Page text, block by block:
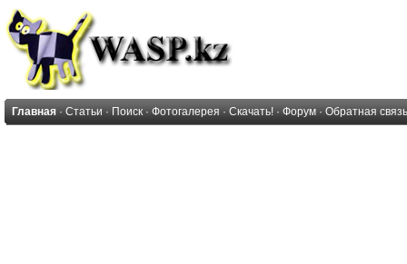
Главная · Статьи · Поиск · Фотогалерея · Скачать! · Форум · Обратная связь